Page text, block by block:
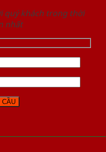
quý khách trong thời
nhất